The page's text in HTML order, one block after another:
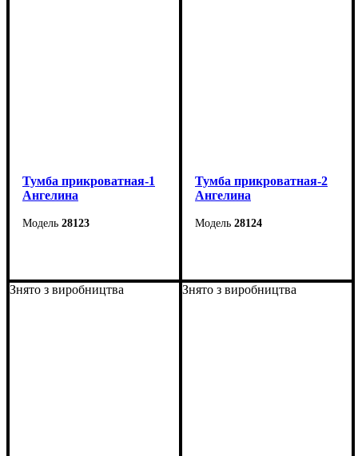
Тумба прикроватная-1
Ангелина
28123
Высота: 56 см
Глубина: 38 см
Тумба прикроватная-2
Ангелина
28124
Высота: 56 см
Глубина: 38 см
Знято з виробництва Знято з виробництва